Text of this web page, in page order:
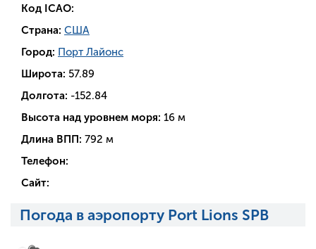
Код ICAO:
Страна: США
Город: Порт Лайонс
Широта: 57.89
Долгота: -152.84
Высота над уровнем моря: 16 м
Длина ВПП: 792 м
Телефон:
Сайт:
Погода в аэропорту Port Lions SPB